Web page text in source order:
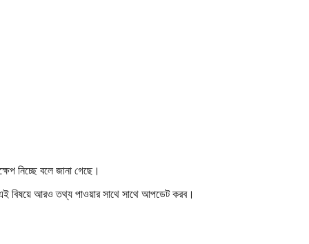
নিচ্ছে বলে জানা গেছে।
বিষয়ে আরও তথ্য পাওয়ার সাথে সাথে আপডেট করব।